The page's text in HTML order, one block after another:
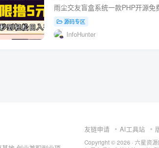
源码专区
InfoHunter
友链申请 AI工具站
Copyright © 2026 · 六星资